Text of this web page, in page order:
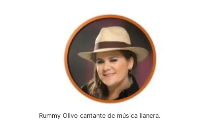
Rummy Olivo cantante de música llanera.